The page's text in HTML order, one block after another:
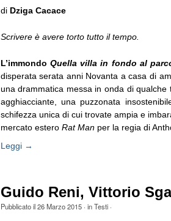
di Dziga Cacace
Scrivere è avere torto tutto il tempo.
L’immondo Quella villa in fondo al
disperata serata anni Novanta a casa di
una drammatica messa in onda di
agghiacciante, una puzzonata
schifezza unica di cui trovate ampia e
mercato estero Rat Manper la regia di
Leggi →
Guido Reni, Vittorio
Pubblicato il26 Marzo 2015· inTesti·